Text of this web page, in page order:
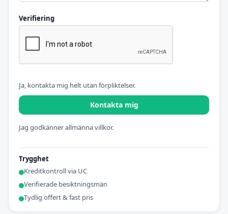
Verifiering
Ja, kontakta mig helt utan förpliktelser.
Kontakta mig
Jag godkänner allmänna villkor.
Trygghet
Kreditkontroll via UC
Verifierade besiktningsmän
Tydlig offert & fast pris